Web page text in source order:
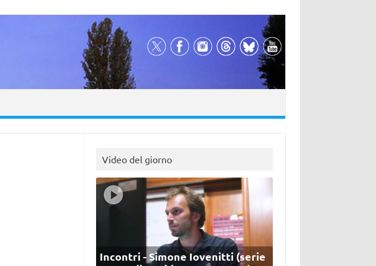
Video del giorno
Incontri - Simone Iovenitti (serie